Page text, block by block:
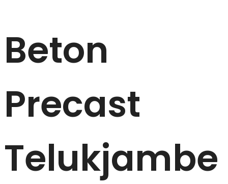
Beton
Precast
Telukjambe